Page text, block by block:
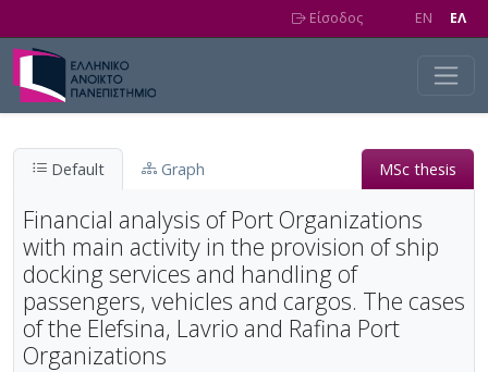
Είσοδος EN EΛ
Default Graph MSc thesis
Financial analysis of Port Organizations
with main activity in the provision of ship
docking services and handling of
passengers, vehicles and cargos. The cases
of the Elefsina, Lavrio and Rafina Port
Organizations